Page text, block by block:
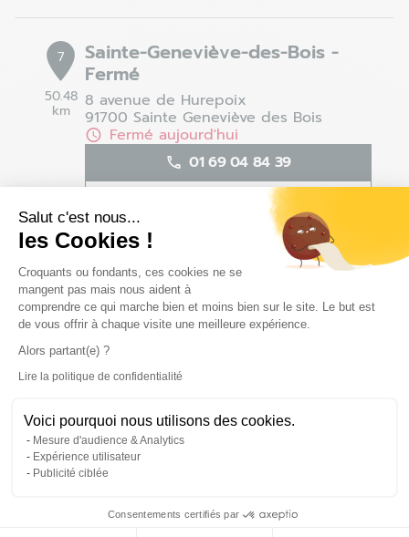
Salut c'est nous...
les Cookies !
Plateforme de Gestion du
Croquants ou fondants, ces cookies ne se
mangent pas mais nous aident à
comprendre ce qui marche bien et moins bien sur le site. Le but est
de vous offrir à chaque visite une meilleure expérience.
Alors partant(e) ?
Lire la politique de confidentialité
Voici pourquoi nous utilisons des cookies.
Mesure d'audience & Analytics
Expérience utilisateur
Publicité ciblée
Consentements certifiés par
Axeptio consent
7
50.48
km
Sainte-Geneviève-des-Bois -
Fermé
8 avenue de Hurepoix
91700 Sainte Geneviève des Bois
Fermé aujourd'hui
01 69 04 84 39
Voir la fiche magasin
Définir comme magasin préféré
8
79.7
km
Rouen - Tourville-la-Rivière -
Fermé
Le Clos aux Antes
76410 Tourville la Rivière
02 35 81 30 85